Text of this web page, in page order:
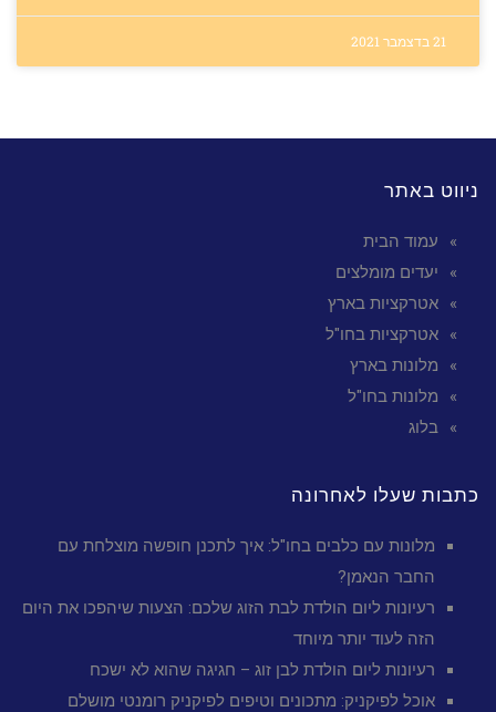
21 בדצמבר 2021
ניווט באתר
עמוד הבית
יעדים מומלצים
אטרקציות בארץ
אטרקציות בחו"ל
מלונות בארץ
מלונות בחו"ל
בלוג
כתבות שעלו לאחרונה
מלונות עם כלבים בחו"ל: איך לתכנן חופשה מוצלחת עם
החבר הנאמן?
רעיונות ליום הולדת לבת הזוג שלכם: הצעות שיהפכו את היום
הזה לעוד יותר מיוחד
רעיונות ליום הולדת לבן זוג – חגיגה שהוא לא ישכח
אוכל לפיקניק: מתכונים וטיפים לפיקניק רומנטי מושלם